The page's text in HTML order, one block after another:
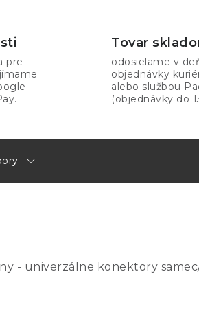
pre
Tovar
odosielame v
objednávky
alebo službou
(objednávky do
- univerzálne konektory